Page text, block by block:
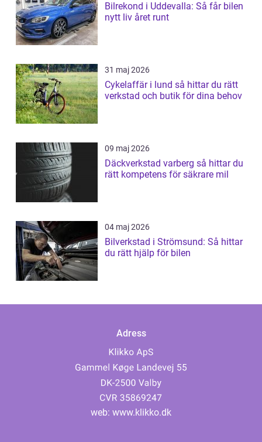
Bilrekond i Uddevalla: Så får bilen
nytt liv året runt
31 maj 2026
Cykelaffär i lund så hittar du rätt
verkstad och butik för dina behov
09 maj 2026
Däckverkstad varberg så hittar du
rätt kompetens för säkrare mil
04 maj 2026
Bilverkstad i Strömsund: Så hittar
du rätt hjälp för bilen
Adress
web: www.klikko.dk